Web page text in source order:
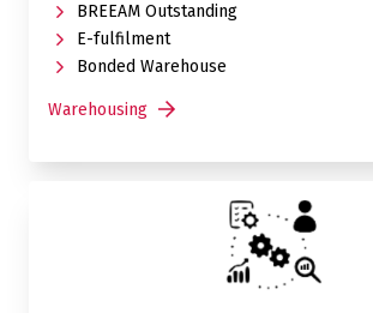
BREEAM Outstanding
E-fulfilment
Bonded Warehouse
Warehousing